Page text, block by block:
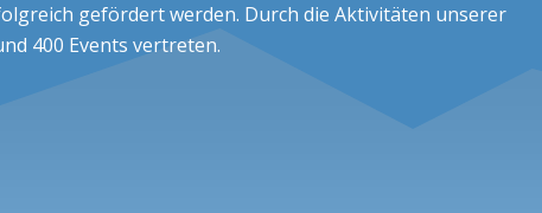
gefördert werden. Durch die Aktivitäten unserer
400 Events vertreten.